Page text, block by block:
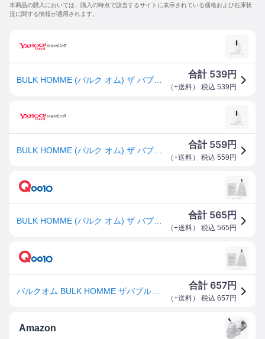
本商品の購入においては、購入の時点で該当するサイトに表示されている価格および在庫状
況に関する情報が適用されます。
合計 539円
（+送料） 税込 539 円
合計 559円
（+送料） 税込 559 円
合計 565円
（+送料） 税込 565 円
合計657円
（+送料） 税込 657 円
Amazon